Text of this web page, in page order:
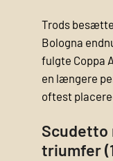
Trods
Bologna
fulgte Coppa
en længere
oftest
Scudetto
triumfer